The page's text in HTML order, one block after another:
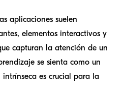
aplicaciones suelen
elementos interactivos y
capturan la atención de un
se sienta como un
es crucial para la